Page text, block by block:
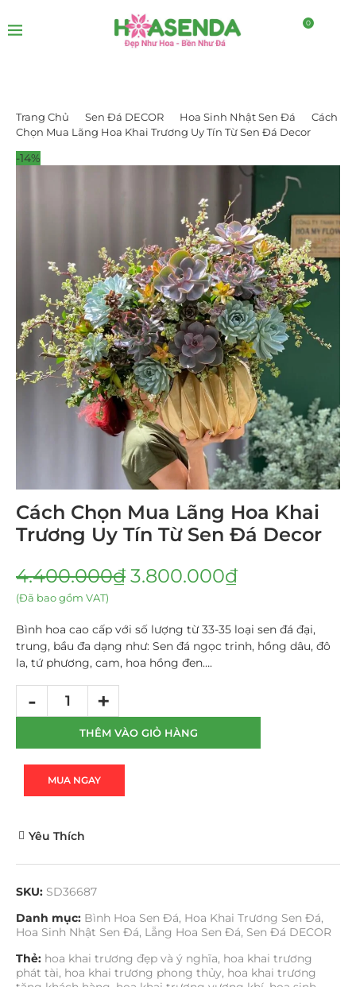
0
Trang Chủ Sen Đá DECOR Hoa Sinh Nhật Sen Đá
Cách
Chọn Mua Lãng Hoa Khai Trương Uy Tín Từ Sen Đá Decor
-14%
Cách Chọn Mua Lãng Hoa Khai
Trương Uy Tín Từ Sen Đá Decor
4.400.000₫ 3.800.000₫
(Đã bao gồm VAT)
Bình hoa cao cấp với số lượng từ 33-35 loại sen đá đại,
trung, bầu đa dạng như: Sen đá ngọc trinh, hồng dâu, đô
la, tứ phương, cam, hoa hồng đen….
THÊM VÀO GIỎ HÀNG
MUA NGAY
Yêu Thích
SKU: SD36687
Danh mục: Bình Hoa Sen Đá, Hoa Khai Trương Sen Đá,
Hoa Sinh Nhật Sen Đá, Lẵng Hoa Sen Đá, Sen Đá DECOR
Thẻ: hoa khai trương đẹp và ý nghĩa, hoa khai trương
phát tài, hoa khai trương phong thủy, hoa khai trương